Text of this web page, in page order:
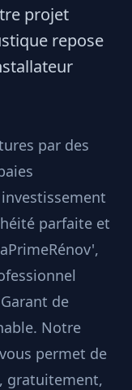
projet
repose
par des
parfaite et
de
Notre
permet de
gratuitement,